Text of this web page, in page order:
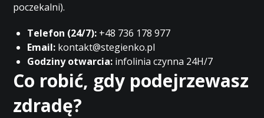
poczekalni).
Telefon (24/7): +48 736 178 977
Email: kontakt@stegienko.pl
Godziny otwarcia: infolinia czynna 24H/7
Co robić, gdy podejrzewasz
zdradę?